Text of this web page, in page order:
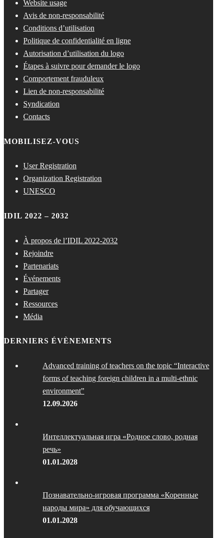
Website usage
Avis de non-responsabilité
Conditions d’utilisation
Politique de confidentialité en ligne
Autorisation d’utilisation du logo
Étapes à suivre pour demander le logo
Comportement frauduleux
Lien de non-responsabilité
Syndication
Contacts
MOBILISEZ-VOUS
User Registration
Organization Registration
UNESCO
IDIL 2022 – 2032
À propos de l’IDIL 2022-2032
Rejoindre
Partenariats
Événements
Partager
Ressources
Média
DERNIERS ÉVÈNEMENTS
Advanced training of teachers on the topic “Interactive
forms of teaching foreign children in a multi-ethnic
environment”
12.09.2026
Интеллектуальная игра «Родное слово, родная
речь»
01.01.2028
Познавательно-игровая программа «Коренные
народы мира» для обучающихся
01.01.2028